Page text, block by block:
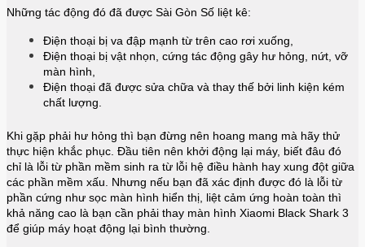
Những tác động đó đã được Sài Gòn Số liệt kê:
Điện thoại bị va đập mạnh từ trên cao rơi xuống,
Điện thoại bị vật nhọn, cứng tác động gây hư hỏng, nứt, vỡ
màn hình,
Điện thoại đã được sửa chữa và thay thế bởi linh kiện kém
chất lượng.
Khi gặp phải hư hỏng thì bạn đừng nên hoang mang mà hãy thử
thực hiện khắc phục. Đầu tiên nên khởi động lại máy, biết đâu đó
chỉ là lỗi từ phần mềm sinh ra từ lỗi hệ điều hành hay xung đột giữa
các phần mềm xấu. Nhưng nếu bạn đã xác định được đó là lỗi từ
phần cứng như sọc màn hình hiển thị, liệt cảm ứng hoàn toàn thì
khả năng cao là bạn cần phải thay màn hình Xiaomi Black Shark 3
để giúp máy hoạt động lại bình thường.